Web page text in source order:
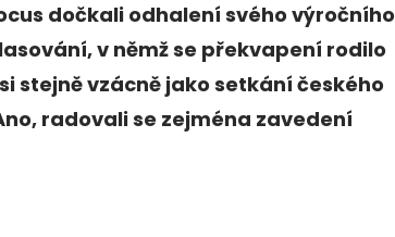
dočkali odhalení svého výročního
v němž se překvapení rodilo
stejně vzácně jako setkání českého
radovali se zejména zavedení